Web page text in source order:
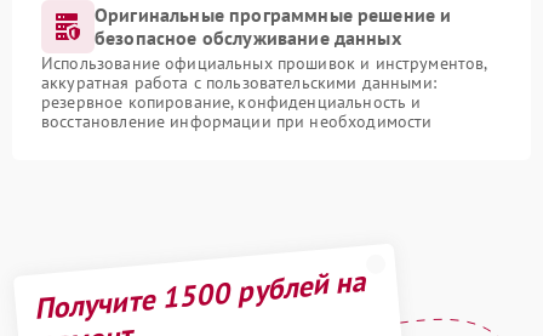
Оригинальные программные решение и
безопасное обслуживание данных
Использование официальных прошивок и инструментов,
аккуратная работа с пользовательскими данными:
резервное копирование, конфиденциальность и
восстановление информации при необходимости
Получите 1500 рублей на